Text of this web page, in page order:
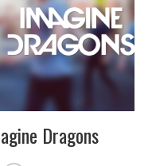
Dragons